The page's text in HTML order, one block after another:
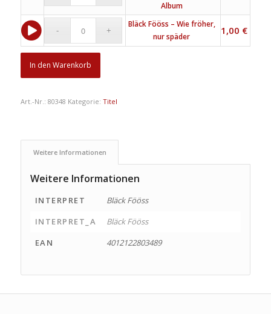
Album
Bläck Fööss – Wie fröher,
nur späder
1,00 €
In den Warenkorb
Art.-Nr.: 80348 Kategorie: Titel
Weitere Informationen
Weitere Informationen
INTERPRET
Bläck Fööss
INTERPRET_A
Bläck Fööss
EAN
4012122803489